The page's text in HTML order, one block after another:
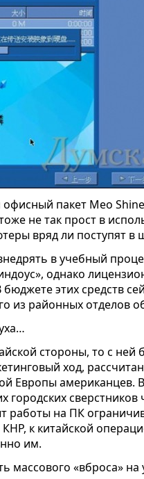
пакет Meo
не так прост в
вряд ли поступят в
в учебный
однако
этих средств
из районных отделов
стороны, то с ней
ход,
Европы американцев.
городских
работы на ПК
к китайской
им.
массового «вброса»